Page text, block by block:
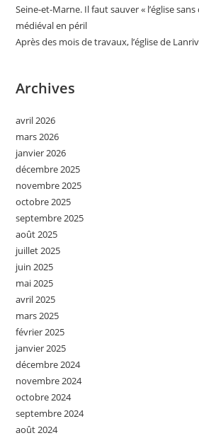
Seine-et-Marne. Il faut sauver « l’église
médiéval en péril
Après des mois de travaux, l’église de
Archives
avril 2026
mars 2026
janvier 2026
décembre 2025
novembre 2025
octobre 2025
septembre 2025
août 2025
juillet 2025
juin 2025
mai 2025
avril 2025
mars 2025
février 2025
janvier 2025
décembre 2024
novembre 2024
octobre 2024
septembre 2024
août 2024